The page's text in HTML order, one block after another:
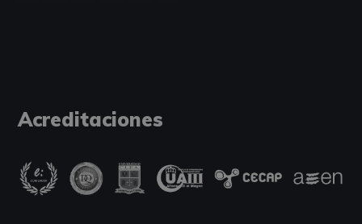
Acreditaciones